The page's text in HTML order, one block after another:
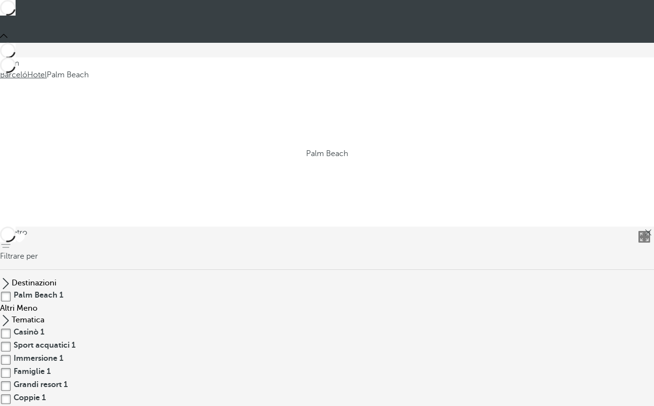
Sei in
BarcelóHotelPalm Beach
Palm Beach
indietro
Filtrare per
Destinazioni
Palm Beach 1
Altri Meno
Tematica
Casinò 1
Sport acquatici 1
Immersione 1
Famiglie 1
Grandi resort 1
Coppie 1